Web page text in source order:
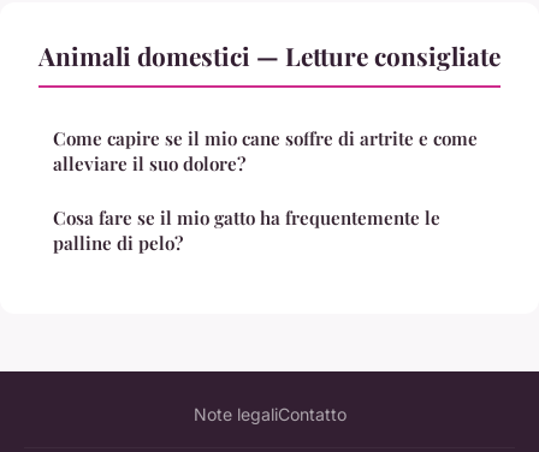
Animali domestici — Letture consigliate
Come capire se il mio cane soffre di artrite e come
alleviare il suo dolore?
Cosa fare se il mio gatto ha frequentemente le
palline di pelo?
Note legaliContatto